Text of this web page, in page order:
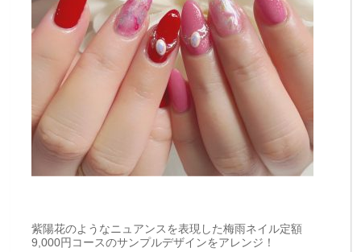
紫陽花のようなニュアンスを表現した梅雨ネイル定額
9,000円コースのサンプルデザインをアレンジ！